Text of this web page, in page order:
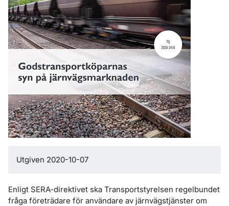
Utgiven 2020-10-07
Enligt SERA-direktivet ska Transportstyrelsen regelbundet
fråga företrädare för användare av järnvägstjänster om